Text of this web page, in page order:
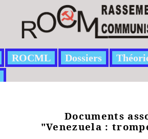
ROCML Dossiers
Documents
"Venezuela :